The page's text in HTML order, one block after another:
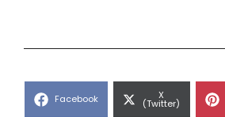
Share
Facebook Share
on
X
(Twitter)